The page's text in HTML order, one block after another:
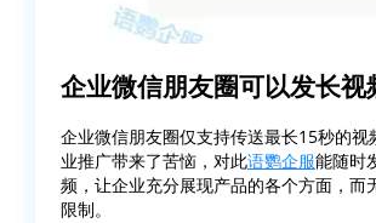
企业微信朋友圈可以发长视
企业微信朋友圈仅支持传送最长15秒的视
业推广带来了苦恼，对此语鹦企服能随时
频，让企业充分展现产品的各个方面，而
限制。